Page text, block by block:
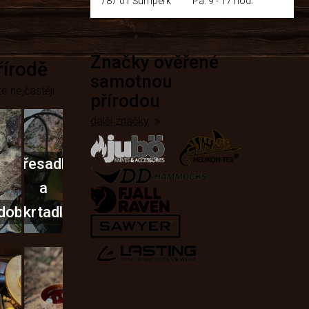
nejčastěji
Křesadla
a
škrtadla
Značky ověřené
samotnou
přírodou
další značky